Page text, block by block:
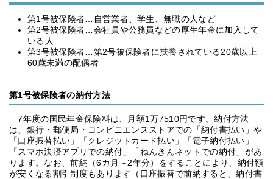
第1号被保険者…自営業者、学生、無職の人など
第2号被保険者…会社員や公務員などの厚生年金に加入して
いる人
第3号被保険者…第2号被保険者に扶養されている20歳以上
60歳未満の配偶者
第1号被保険者の納付方法
7年度の国民年金保険料は、月額1万7510円です。納付方法
は、銀行・郵便局・コンビニエンスストアでの「納付書払い」や
「口座振替払い」「クレジットカード払い」「電子納付払い」
「スマホ決済アプリでの納付」「ねんきんネットでの納付」があ
ります。なお、前納（6カ月～2年分）をすることにより、納付額
が安くなる割引制度もあります（口座振替で前納すると、納付書